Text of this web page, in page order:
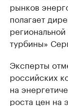
рынков
полагает
турбины»
Эксперты
российских
на
роста цен на